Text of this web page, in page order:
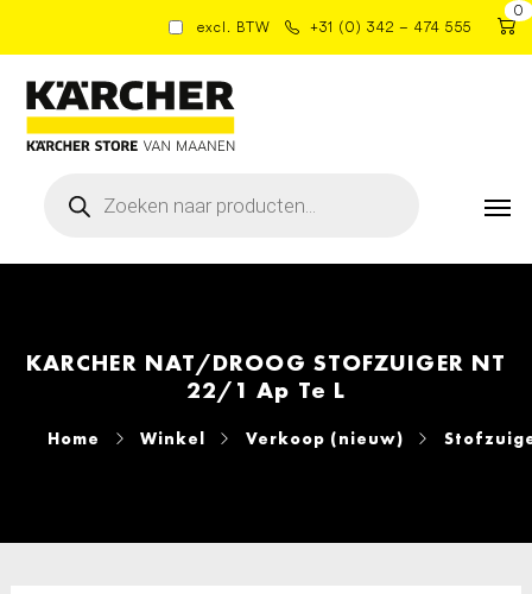
excl. BTW +31 (0) 342 – 474 555
0
zoeken
KARCHER NAT/DROOG STOFZUIGER NT
22/1 Ap Te L
Home Winkel Verkoop (nieuw)